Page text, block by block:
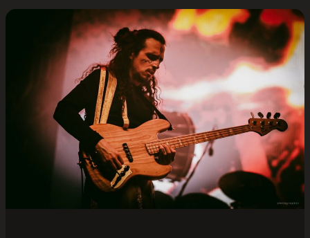
Behozni